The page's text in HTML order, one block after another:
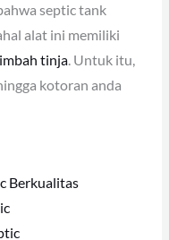
septic tank
alat ini memiliki
tinja. Untuk itu,
kotoran anda
Berkualitas